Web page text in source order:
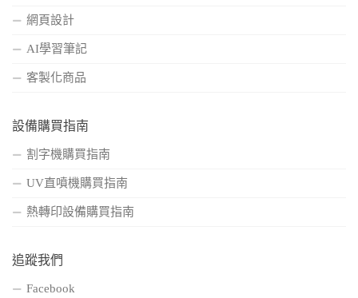
網頁設計
AI學習筆記
客製化商品
設備購買指南
割字機購買指南
UV直噴機購買指南
熱轉印設備購買指南
追蹤我們
Facebook